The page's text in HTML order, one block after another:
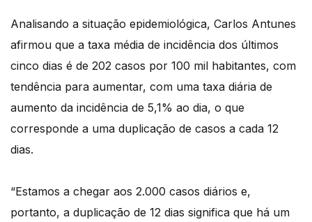
Analisando a situação epidemiológica, Carlos Antunes
afirmou que a taxa média de incidência dos últimos
cinco dias é de 202 casos por 100 mil habitantes, com
tendência para aumentar, com uma taxa diária de
aumento da incidência de 5,1% ao dia, o que
corresponde a uma duplicação de casos a cada 12
dias.
“Estamos a chegar aos 2.000 casos diários e,
portanto, a duplicação de 12 dias significa que há um